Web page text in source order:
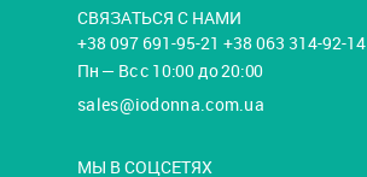
СВЯЗАТЬСЯ С НАМИ
+38 097 691-95-21 +38 063 314-92-14
Пн — Вс с 10:00 до 20:00
sales@iodonna.com.ua
МЫ В СОЦСЕТЯХ